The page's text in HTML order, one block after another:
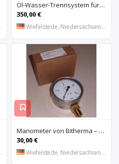
Öl-Wasser-Trennsystem für Kompressoren von ALUP – Aquamat 1800
350,00 €
Wiefelstede, Niedersachsen, DE
Manometer von Bitherma – 212.20.100
30,00 €
Wiefelstede, Niedersachsen, DE